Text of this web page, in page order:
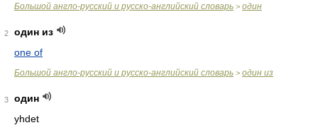
Большой англо-русский и русско-английский словарь > один
2
один из
one of
Большой англо-русский и русско-английский словарь > один из
3
один
yhdet